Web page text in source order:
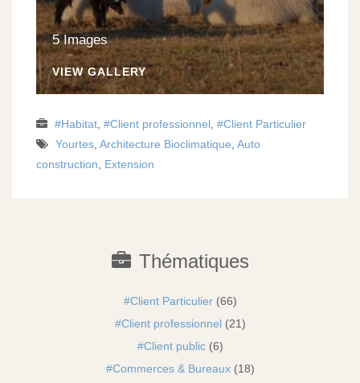
5 Images
VIEW GALLERY
Habitat, Client professionnel,
Client Particulier
Yourtes, Architecture Bioclimatique, Auto
construction, Extension
Thématiques
Client Particulier(66)
Client professionnel(21)
Client public(6)
Commerces & Bureaux(18)